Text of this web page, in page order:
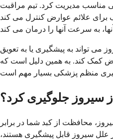
مناسب مدیریت کرد. تیم مراقبت
برای علائم عوارض کنترل می کند
تواند به پیشگیری یا به تعویق
کمک کند. به همین دلیل است که
سیروز جلوگیری کرد؟
محافظت از کبد شما در برابر
علل سیروز قابل پیشگیری هستند،